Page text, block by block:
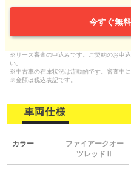
今すぐ無
※リース審査の申込みです。ご契約のお申
い。
※中古車の在庫状況は流動的です。審査中
※金額は税込表記です。
車両仕様
カラー
ファイアークオー
ツレッドⅡ